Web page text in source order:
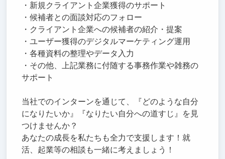
・新規クライアント企業獲得のサポート
・候補者との面談対応のフォロー
・クライアント企業への候補者の紹介・提案
・ユーザー獲得のデジタルマーケティング運用
・各種資料の整理やデータ入力
・その他、上記業務に付随する事務作業や雑務の
サポート
当社でのインターンを通じて、『どのような自分
になりたいか』『なりたい自分への道すじ』を見
つけませんか？
あなたの成長を私たちも全力で支援します！就
活、起業等の相談も一緒に考えましょう！